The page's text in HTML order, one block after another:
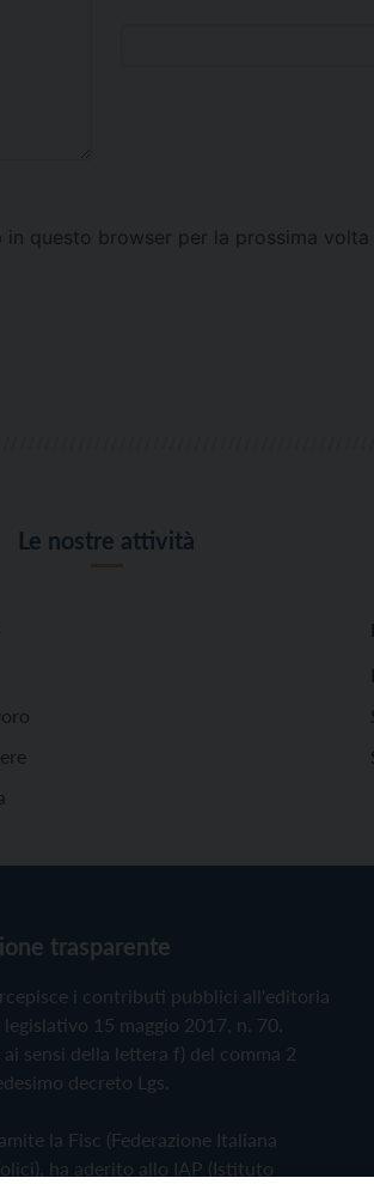
questo browser per la prossima
Le nostre attività
trasparente
i contributi pubblici all'editoria
15 maggio 2017, n. 70.
ai sensi della lettera f) del comma 2
decreto Lgs.
la Fisc (Federazione Italiana
ha aderito allo IAP (Istituto